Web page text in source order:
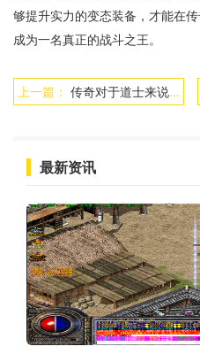
够提升实力的变态装备，才能在
成为一名真正的战斗之王。
上一篇： 传奇对于道士来说打沃玛教主难不难
最新资讯